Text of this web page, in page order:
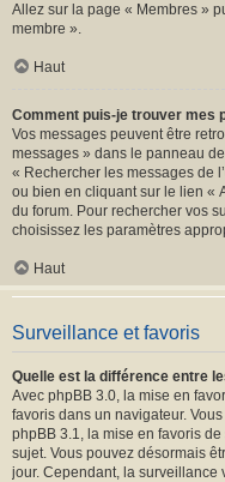
Allez sur la page « Membres »
membre ».
Haut
Comment puis-je trouver mes
Vos messages peuvent être
messages » dans le panneau
« Rechercher les messages de
ou bien en cliquant sur le lien «
du forum. Pour rechercher vos
choisissez les paramètres
Haut
Surveillance et favoris
Quelle est la différence entre
Avec phpBB 3.0, la mise en
favoris dans un navigateur.
phpBB 3.1, la mise en favoris
sujet. Vous pouvez désormais
jour. Cependant, la surveillance